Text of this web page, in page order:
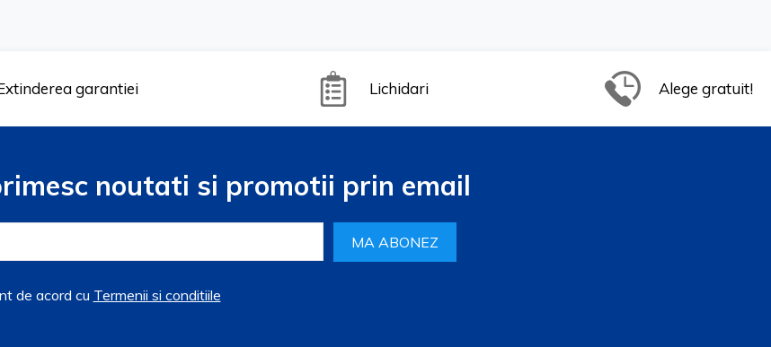
garantiei Lichidari Alege gratuit!
noutati si promotii prin email
MA ABONEZ
de acord cu Termenii si conditiile